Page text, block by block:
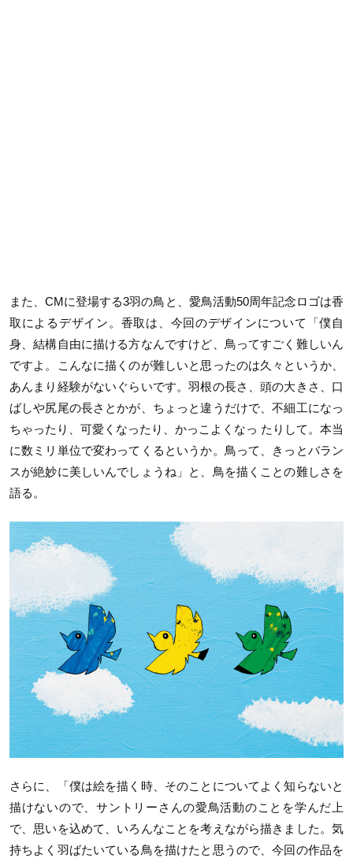
また、CMに登場する3羽の鳥と、愛鳥活動50周年記念ロゴは香
取によるデザイン。香取は、今回のデザインについて「僕自
身、結構自由に描ける方なんですけど、鳥ってすごく難しいん
ですよ。こんなに描くのが難しいと思ったのは久々というか、
あんまり経験がないぐらいです。羽根の長さ、頭の大きさ、口
ばしや尻尾の長さとかが、ちょっと違うだけで、不細工になっ
ちゃったり、可愛くなったり、かっこよくなっ たりして。本当
に数ミリ単位で変わってくるというか。鳥って、きっとバラン
スが絶妙に美しいんでしょうね」と、鳥を描くことの難しさを
語る。
さらに、「僕は絵を描く時、そのことについてよく知らないと
描けないので、サントリーさんの愛鳥活動のことを学んだ上
で、思いを込めて、いろんなことを考えながら描きました。気
持ちよく羽ばたいている鳥を描けたと思うので、今回の作品を